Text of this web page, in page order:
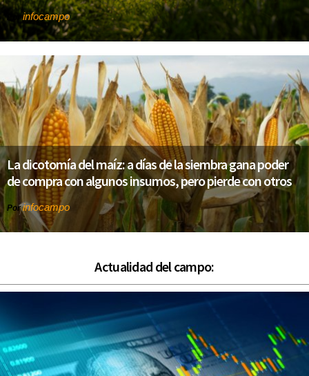
Porinfocampo
La dicotomía del maíz: a días de la siembra gana poder
de compra con algunos insumos, pero pierde con otros
Porinfocampo
Actualidad del campo: